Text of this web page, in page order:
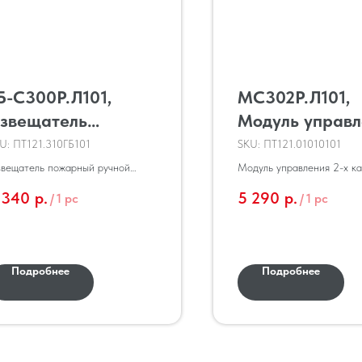
С300Р.Л101,
ручной
в
боксе
ПТ121.310ГБ101
пожарный ручной
боксе красного цвета,
р. /1 pc
Подробнее
МС302Р.Л101,
Модуль
2-х канальный
SKU: ПТ121.01010101
Модуль управления 2-х
5 290 р. /1 pc
Подробнее